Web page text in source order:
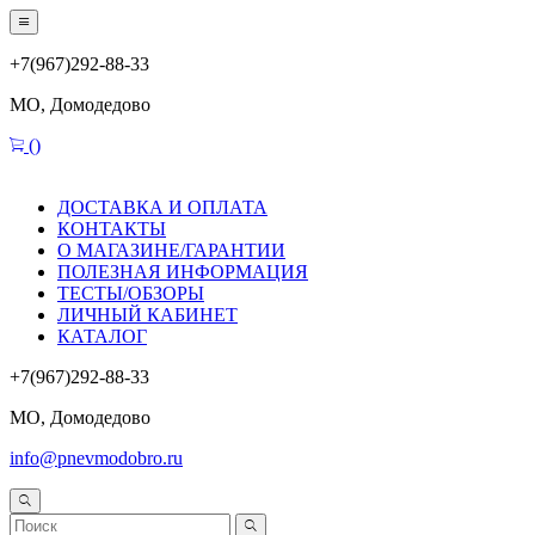
+7(967)292-88-33
МО, Домодедово
()
ДОСТАВКА И ОПЛАТА
КОНТАКТЫ
О МАГАЗИНЕ/ГАРАНТИИ
ПОЛЕЗНАЯ ИНФОРМАЦИЯ
ТЕСТЫ/ОБЗОРЫ
ЛИЧНЫЙ КАБИНЕТ
КАТАЛОГ
+7(967)292-88-33
МО, Домодедово
info@pnevmodobro.ru